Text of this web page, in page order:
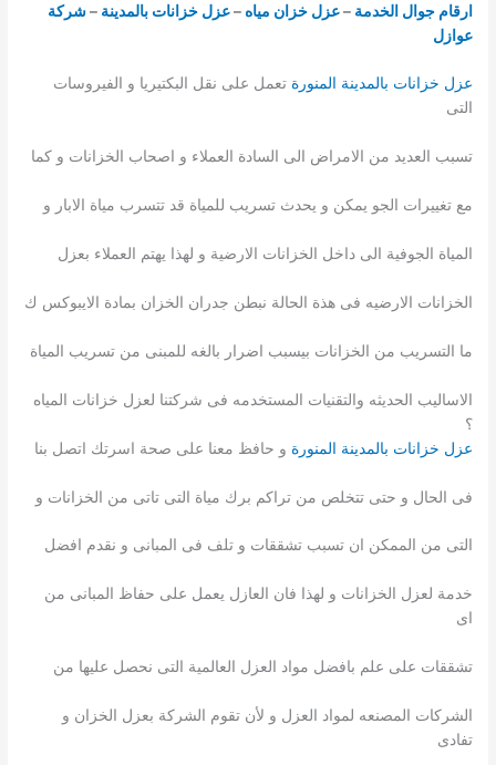
ارقام جوال الخدمة –عزل خزان مياه –عزل خزانات بالمدينة –شركة
عوازل
عزل خزانات بالمدينة المنورة تعمل على نقل البكتيريا و الفيروسات
التى
تسبب العديد من الامراض الى السادة العملاء و اصحاب الخزانات و كما
مع تغييرات الجو يمكن و يحدث تسريب للمياة قد تتسرب مياة الابار و
المياة الجوفية الى داخل الخزانات الارضية و لهذا يهتم العملاء بعزل
الخزانات الارضيه فى هذة الحالة نبطن جدران الخزان بمادة الايبوكس ك
ما التسريب من الخزانات بيسبب اضرار بالغه للمبنى من تسريب المياة
الاساليب الحديثه والتقنيات المستخدمه فى شركتنا لعزل خزانات المياه
؟
عزل خزانات بالمدينة المنورة و حافظ معنا على صحة اسرتك اتصل بنا
فى الحال و حتى تتخلص من تراكم برك مياة التى تاتى من الخزانات و
التى من الممكن ان تسبب تشققات و تلف فى المبانى و نقدم افضل
خدمة لعزل الخزانات و لهذا فان العازل يعمل على حفاظ المبانى من
اى
تشققات على علم بافضل مواد العزل العالمية التى نحصل عليها من
الشركات المصنعه لمواد العزل و لأن تقوم الشركة بعزل الخزان و
تفادى